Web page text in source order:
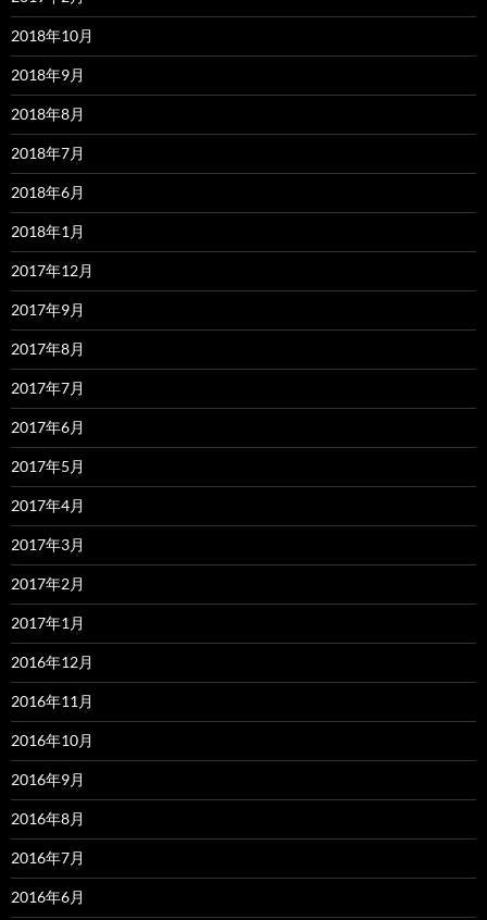
2018年10月
2018年9月
2018年8月
2018年7月
2018年6月
2018年1月
2017年12月
2017年9月
2017年8月
2017年7月
2017年6月
2017年5月
2017年4月
2017年3月
2017年2月
2017年1月
2016年12月
2016年11月
2016年10月
2016年9月
2016年8月
2016年7月
2016年6月